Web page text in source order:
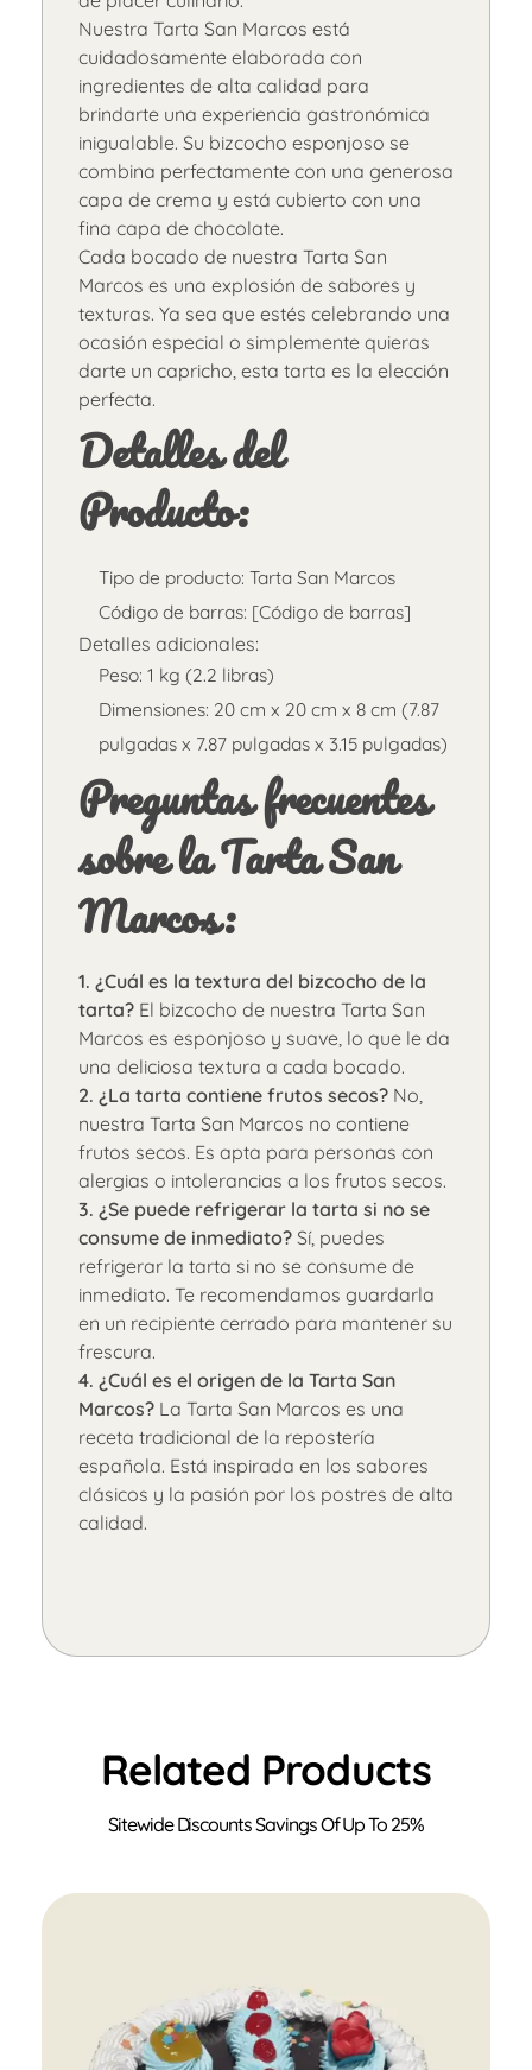
Nuestra Tarta San Marcos está
cuidadosamente elaborada con
ingredientes de alta calidad para
brindarte una experiencia gastronómica
inigualable. Su bizcocho esponjoso se
combina perfectamente con una generosa
capa de crema y está cubierto con una
fina capa de chocolate.
Cada bocado de nuestra Tarta San
Marcos es una explosión de sabores y
texturas. Ya sea que estés celebrando una
ocasión especial o simplemente quieras
darte un capricho, esta tarta es la elección
perfecta.
Detalles del
Producto:
Tipo de producto: Tarta San Marcos
Código de barras: [Código de barras]
Detalles adicionales:
Peso: 1 kg (2.2 libras)
Dimensiones: 20 cm x 20 cm x 8 cm (7.87
pulgadas x 7.87 pulgadas x 3.15 pulgadas)
Preguntas frecuentes
sobre la Tarta San
Marcos:
1. ¿Cuál es la textura del bizcocho de la
tarta? El bizcocho de nuestra Tarta San
Marcos es esponjoso y suave, lo que le da
una deliciosa textura a cada bocado.
2. ¿La tarta contiene frutos secos? No,
nuestra Tarta San Marcos no contiene
frutos secos. Es apta para personas con
alergias o intolerancias a los frutos secos.
3. ¿Se puede refrigerar la tarta si no se
consume de inmediato? Sí, puedes
refrigerar la tarta si no se consume de
inmediato. Te recomendamos guardarla
en un recipiente cerrado para mantener su
frescura.
4. ¿Cuál es el origen de la Tarta San
Marcos? La Tarta San Marcos es una
receta tradicional de la repostería
española. Está inspirada en los sabores
clásicos y la pasión por los postres de alta
calidad.
Related Products